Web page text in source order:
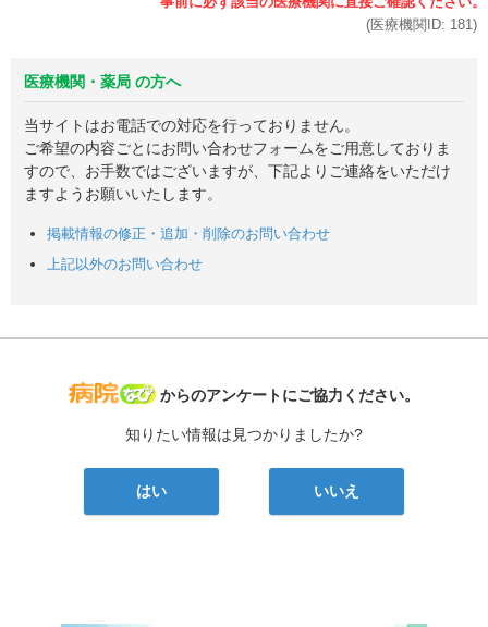
(医療機関ID: 181 )
医療機関・薬局 の方へ
当サイトはお電話での対応を行っておりません。
ご希望の内容ごとにお問い合わせフォームをご用意しておりま
すので、お手数ではございますが、下記よりご連絡をいただけ
ますようお願いいたします。
掲載情報の修正・追加・削除のお問い合わせ
上記以外のお問い合わせ
病院なび
からのアンケートにご協力ください。
知りたい情報は見つかりましたか?
はい いいえ